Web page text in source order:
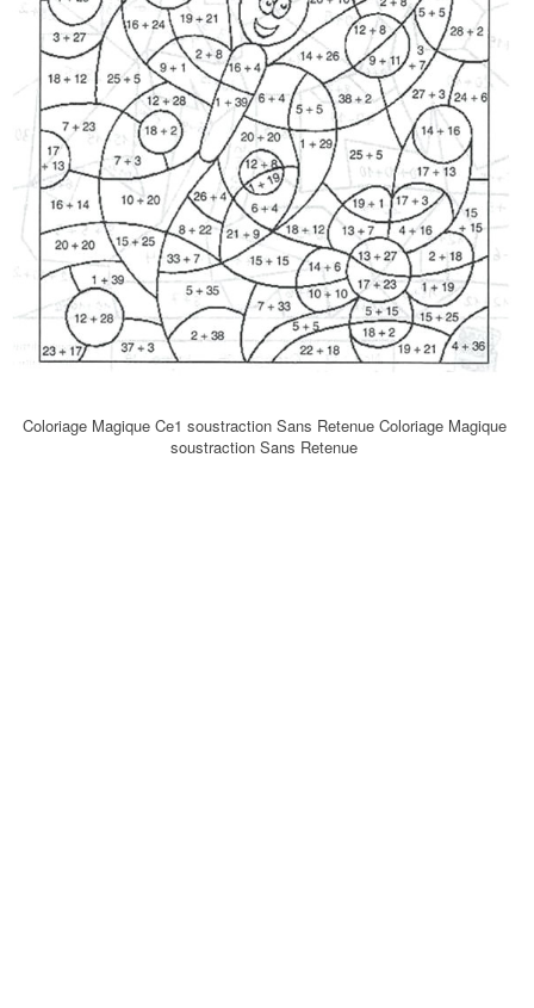
Coloriage Magique Ce1 soustraction Sans Retenue Coloriage Magique
soustraction Sans Retenue